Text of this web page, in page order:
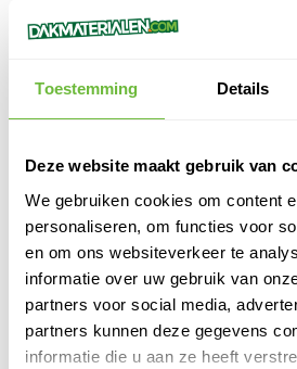
Toestemming Details
Deze website maakt gebruik van
We gebruiken cookies om content
personaliseren, om functies voor
en om ons websiteverkeer te
informatie over uw gebruik van
partners voor social media,
partners kunnen deze gegevens
informatie die u aan ze heeft
Klanten beoordelen ons met
1 werkdag
verzonden
veilige
SPECIFICATIES
PRODUCTOMSCHRIJVING
Susta-Fix - 200 - VBU PRO TF/Tx25 ZBJ